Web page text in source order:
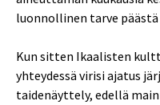
luonnollinen tarve
Kun sitten Ikaalisten
yhteydessä virisi ajatus
taidenäyttely, edellä